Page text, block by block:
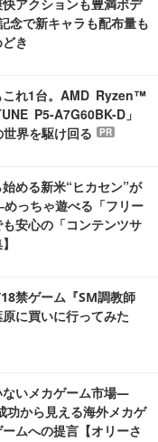
快アクションも豊満ボデ
念で新キャラも配布量も
き
これ1台。AMD Ryzen™
P5-A7G60BK-D」
界を駆け回る
PR
める新米“ヒカセン”が
っちゃ遊べる「フリー
安心の「コンテンツサ
禁ゲーム『SM調教師
に買いに行ってみた
ないメカゲーム市場―
功から見える海外メカゲ
ムへの提言【オリーさ